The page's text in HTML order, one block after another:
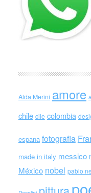
Alda Merini amore
chile cile colombia
espana fotografia
made in italy messico
México nobel pablo